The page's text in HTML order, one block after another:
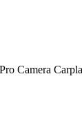
Camera